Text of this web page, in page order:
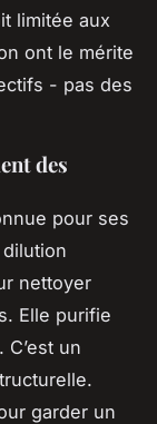
limitée aux
ont le mérite
- pas des
des
pour ses
nettoyer
Elle purifie
un
garder un